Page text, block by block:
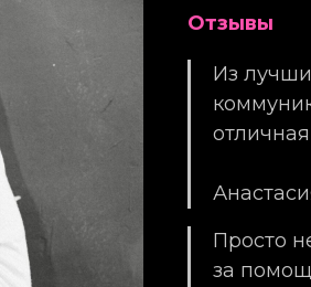
Отзывы
Из
Просто
за